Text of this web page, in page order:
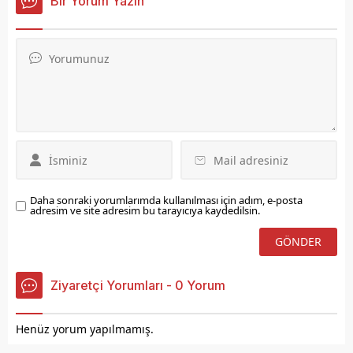
felaketinin altıncı
tüm vatandaşların
ne Aziz şehrimiz...
Daha sonraki yorumlarımda kullanılması için adım, e-posta
adresim ve site adresim bu tarayıcıya kaydedilsin.
Ziyaretçi Yorumları - 0 Yorum
Henüz yorum yapılmamış.